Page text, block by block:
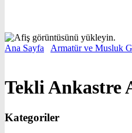
Ana Sayfa Armatür ve Musluk
Tekli Ankastre
Kategoriler